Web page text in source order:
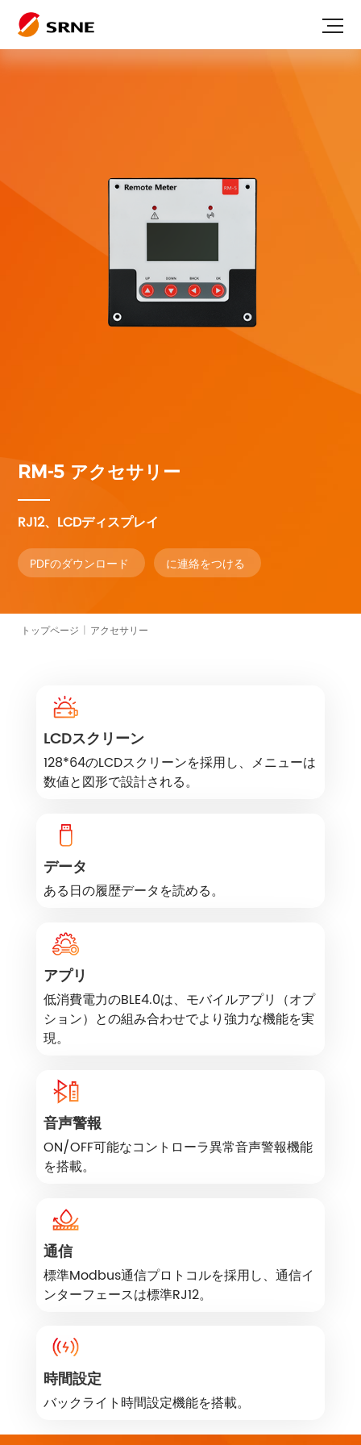
RM-5 アクセサリー
RJ12、LCDディスプレイ
PDFのダウンロード に連絡をつける
トップページ | アクセサリー
LCDスクリーン
128*64のLCDスクリーンを採用し、メニューは
数値と図形で設計される。
データ
ある日の履歴データを読める。
アプリ
低消費電力のBLE4.0は、モバイルアプリ（オプ
ション）との組み合わせでより強力な機能を実
現。
音声警報
ON/OFF可能なコントローラ異常音声警報機能
を搭載。
通信
標準Modbus通信プロトコルを採用し、通信イ
ンターフェースは標準RJ12。
時間設定
バックライト時間設定機能を搭載。